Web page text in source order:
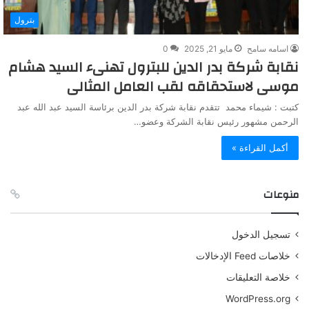
بترول
اسامه سامح مايو 21, 2025 0
نقابة شركة بدر الدين للبترول تهنىء السيد هشام
موسى لاستحقاقه لقب العامل المثالى
كتبت : شيماء محمد تتقدم نقابة شركة بدر الدين برئاسة السيد عبد الله عبد
الرحمن مشهور رئيس نقابة الشركة وعضو…
أكمل القراءة »
منوعات
تسجيل الدخول
خلاصات Feed الإدخالات
خلاصة التعليقات
WordPress.org